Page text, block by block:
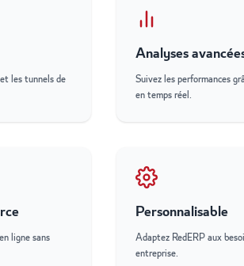
les tunnels de
Analyses
Suivez les performances
en temps réel.
ligne sans
Personnalisable
Adaptez RedERP aux
entreprise.